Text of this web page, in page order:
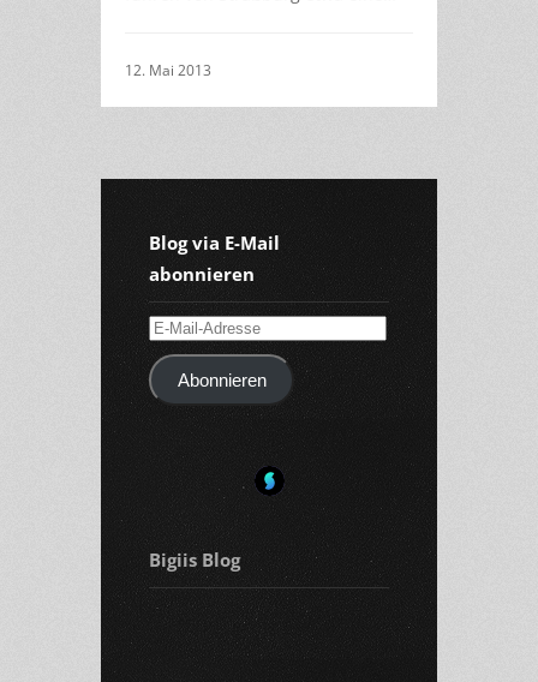
12. Mai 2013
Blog via E-Mail
abonnieren
E-
Mail-
AdresseAbonnieren
Bigiis Blog